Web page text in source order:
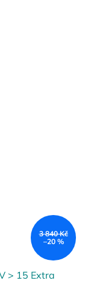
3 840 Kč
–20 %
> 15 Extra